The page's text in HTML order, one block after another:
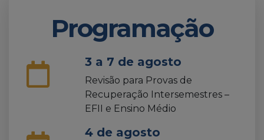
Programação
3 a 7 de agosto
Revisão para Provas de
Recuperação Intersemestres –
EFII e Ensino Médio
4 de agosto